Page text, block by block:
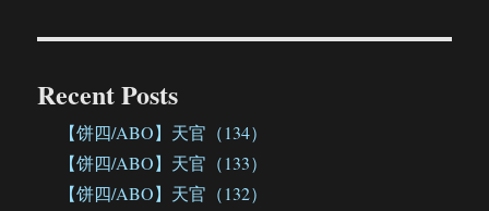
Recent Posts
【饼四/ABO】天官（134）
【饼四/ABO】天官（133）
【饼四/ABO】天官（132）